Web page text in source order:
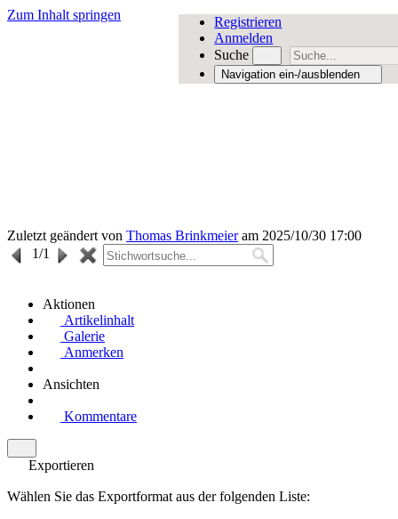
Zum Inhalt springen
Registrieren
Anmelden
Suche
Navigation ein-/ausblenden
Zuletzt geändert von Thomas Brinkmeieram 2025/10/30 17:00
1/1
Aktionen
Artikelinhalt
Galerie
Anmerken
Ansichten
Kommentare
Exportieren
Wählen Sie das Exportformat aus der folgenden Liste: